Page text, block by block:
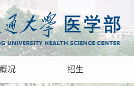
概况 招生